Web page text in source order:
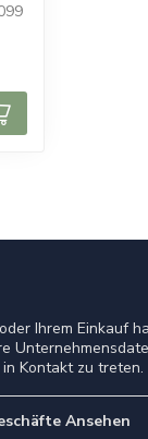
Ihrem Einkauf
Kontakt zu treten.
Ansehen